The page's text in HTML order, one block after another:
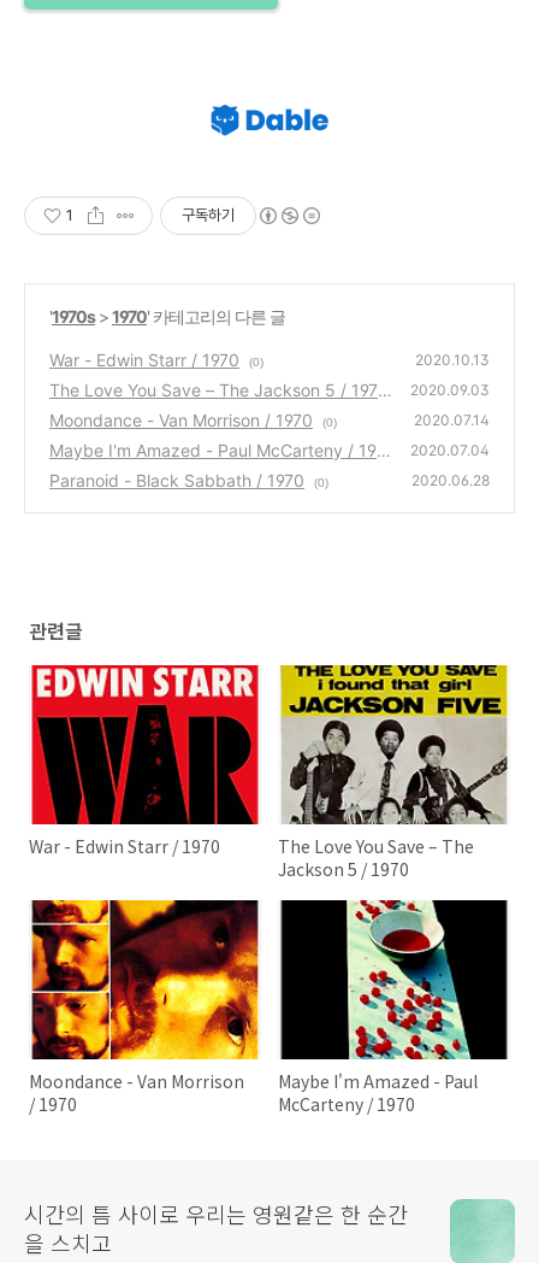
1 구독하기
'1970s>1970' 카테고리의 다른 글
War - Edwin Starr / 1970 (0) 2020.10.13
The Love You Save – The Jackson 5 / 1970
(0)
2020.09.03
Moondance - Van Morrison / 1970 (0) 2020.07.14
Maybe I'm Amazed - Paul McCarteny / 197
0
(0)
2020.07.04
Paranoid - Black Sabbath / 1970 (0) 2020.06.28
관련글
War - Edwin Starr / 1970
The Love You Save – The
Jackson 5 / 1970
Moondance - Van Morrison
/ 1970
Maybe I'm Amazed - Paul
McCarteny / 1970
시간의 틈 사이로 우리는 영원같은 한 순간
을 스치고